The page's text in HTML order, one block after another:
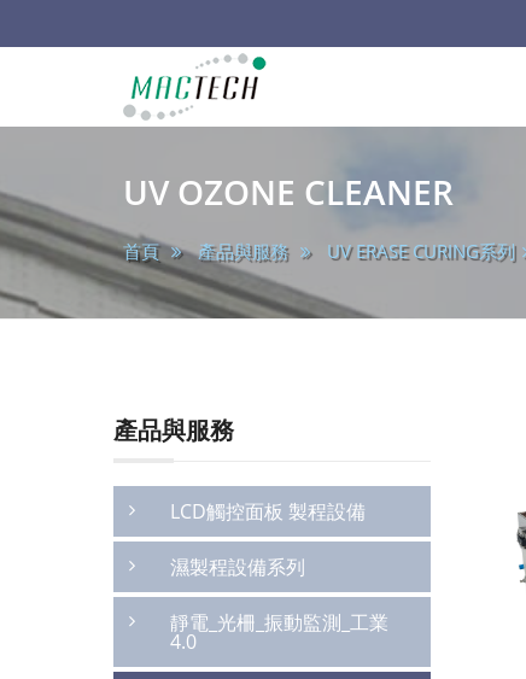
陽
技
main
UV OZONE CLEANER
首頁 產品與服務 UV ERASE CURING系列
產品與服務
LCD觸控面板 製程設備
濕製程設備系列
靜電_光柵_振動監測_工業
4.0